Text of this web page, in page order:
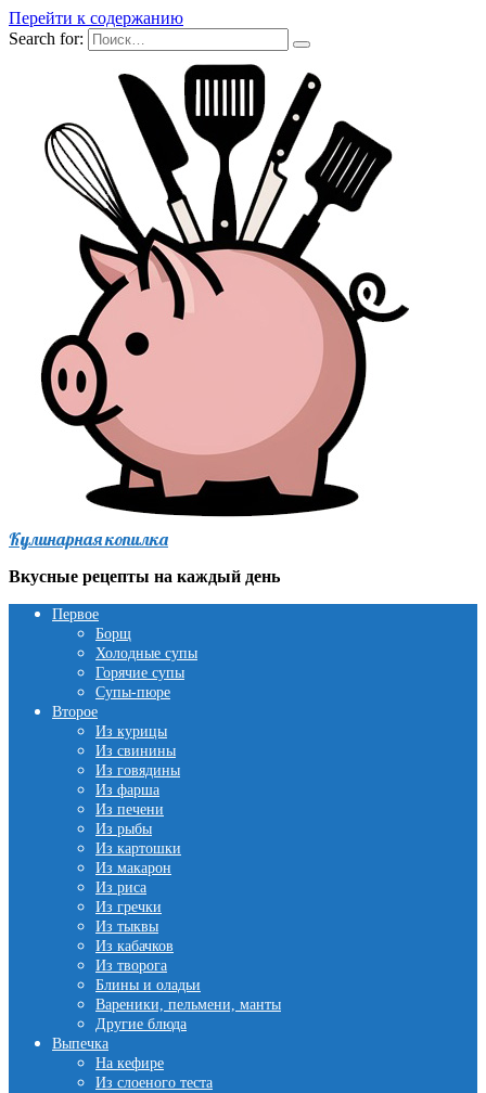
Перейти к содержанию
Search for:
Кулинарная копилка
Вкусные рецепты на каждый день
Первое
Борщ
Холодные супы
Горячие супы
Супы-пюре
Второе
Из курицы
Из свинины
Из говядины
Из фарша
Из печени
Из рыбы
Из картошки
Из макарон
Из риса
Из гречки
Из тыквы
Из кабачков
Из творога
Блины и оладьи
Вареники, пельмени, манты
Другие блюда
Выпечка
На кефире
Из слоеного теста